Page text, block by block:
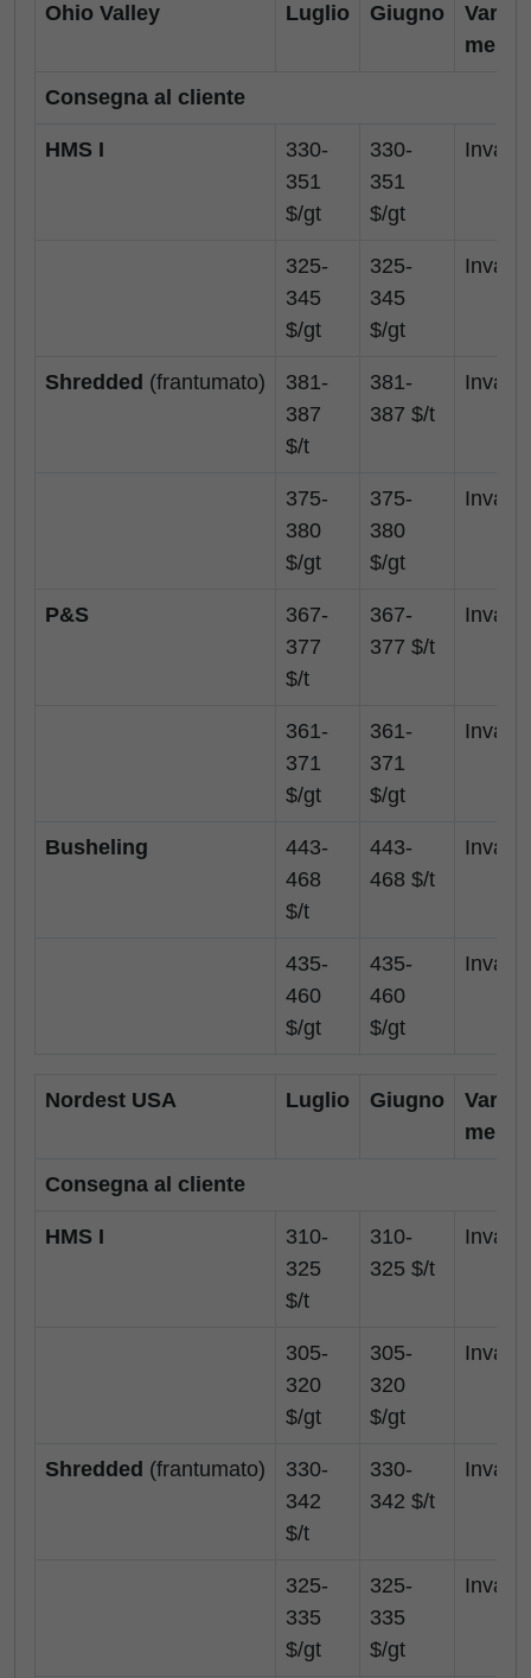
Ohio Valley Luglio Giugno
Var.
Consegna al cliente
HMS I
330-
351
$/gt
330-
351
$/gt
325-
345
$/gt
325-
345
$/gt
Shredded (frantumato)
381-
387
$/t
381-
387 $/t
375-
380
$/gt
375-
380
$/gt
P&S
367-
377
$/t
367-
377 $/t
361-
371
$/gt
361-
371
$/gt
Busheling
443-
468
$/t
443-
468 $/t
435-
460
$/gt
435-
460
$/gt
Nordest USA Luglio Giugno
Var.
Consegna al cliente
HMS I
310-
325
$/t
310-
325 $/t
305-
320
$/gt
305-
320
$/gt
Shredded (frantumato)
330-
342
$/t
330-
342 $/t
325-
335
$/gt
325-
335
$/gt